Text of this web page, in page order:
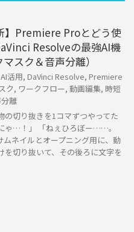
】Premiere Proとどう使
Resolveの最強AI機
スク＆音声分離）
AI活用, DaVinci Resolve, Premiere
ク, ワークフロー, 動画編集, 時短
離
の切り抜きを1コマずつやってた
ゃ…！」 「ねぇひろぼー……。
ムネイルとオープニング用に、動
を切り抜いて、その後ろに文字を